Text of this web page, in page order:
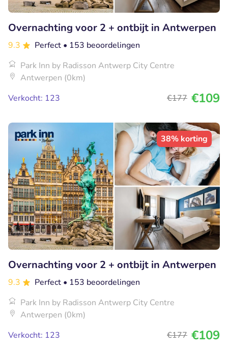
Overnachting voor 2 + ontbijt in Antwerpen
9.3 Perfect • 153 beoordelingen
Park Inn by Radisson Antwerp City Centre
Antwerpen (0km)
Verkocht: 123
€177 €109
38% korting
Overnachting voor 2 + ontbijt in Antwerpen
9.3 Perfect • 153 beoordelingen
Park Inn by Radisson Antwerp City Centre
Antwerpen (0km)
Verkocht: 123
€177 €109